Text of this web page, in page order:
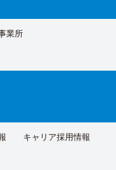
業所
キャリア採用情報